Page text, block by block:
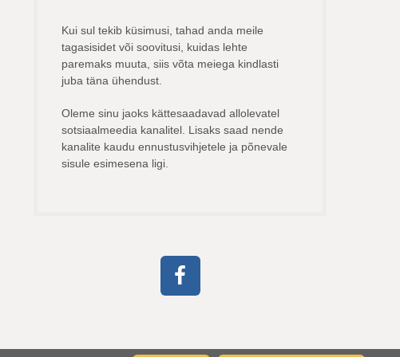
Kui sul tekib küsimusi, tahad anda meile
tagasisidet või soovitusi, kuidas lehte
paremaks muuta, siis võta meiega kindlasti
juba täna ühendust.
Oleme sinu jaoks kättesaadavad allolevatel
sotsiaalmeedia kanalitel. Lisaks saad nende
kanalite kaudu ennustusvihjetele ja põnevale
sisule esimesena ligi.